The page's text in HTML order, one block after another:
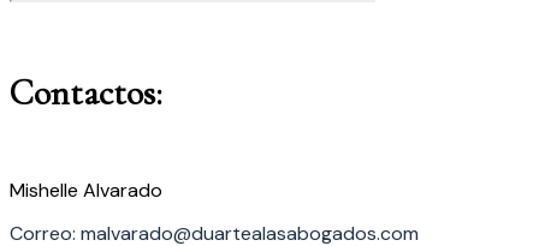
Contactos:
Mishelle Alvarado
Correo: malvarado@duartealasabogados.com